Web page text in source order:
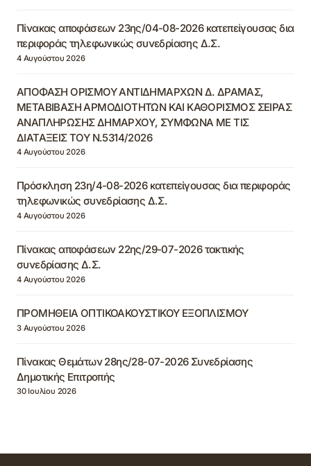
Πίνακας αποφάσεων 23ης/04-08-2026 κατεπείγουσας δια
περιφοράς τηλεφωνικώς συνεδρίασης Δ.Σ.
4 Αυγούστου 2026
ΑΠΟΦΑΣΗ ΟΡΙΣΜΟΥ ΑΝΤΙΔΗΜΑΡΧΩΝ Δ. ΔΡΑΜΑΣ,
ΜΕΤΑΒΙΒΑΣΗ ΑΡΜΟΔΙΟΤΗΤΩΝ ΚΑΙ ΚΑΘΟΡΙΣΜΟΣ ΣΕΙΡΑΣ
ΑΝΑΠΛΗΡΩΣΗΣ ΔΗΜΑΡΧΟΥ, ΣΥΜΦΩΝΑ ΜΕ ΤΙΣ
ΔΙΑΤΑΞΕΙΣ ΤΟΥ Ν.5314/2026
4 Αυγούστου 2026
Πρόσκληση 23η/4-08-2026 κατεπείγουσας δια περιφοράς
τηλεφωνικώς συνεδρίασης Δ.Σ.
4 Αυγούστου 2026
Πίνακας αποφάσεων 22ης/29-07-2026 τακτικής
συνεδρίασης Δ.Σ.
4 Αυγούστου 2026
ΠΡΟΜΗΘΕΙΑ ΟΠΤΙΚΟΑΚΟΥΣΤΙΚΟΥ ΕΞΟΠΛΙΣΜΟΥ
3 Αυγούστου 2026
Πίνακας Θεμάτων 28ης/28-07-2026 Συνεδρίασης
Δημοτικής Επιτροπής
30 Ιουλίου 2026